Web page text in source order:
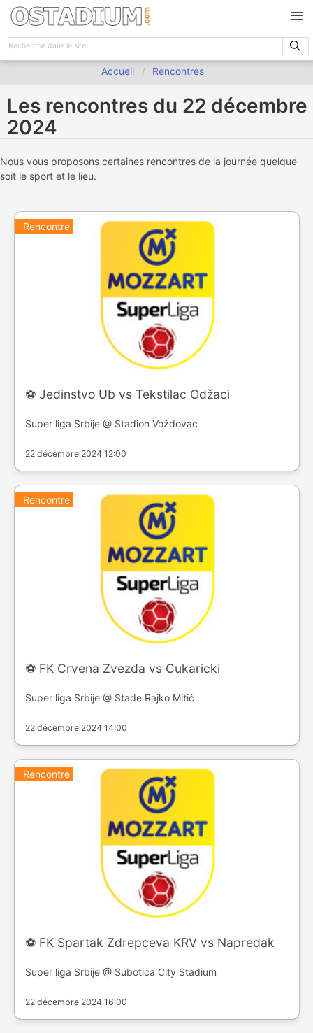
Accueil Rencontres
Les rencontres du 22 décembre
2024
Nous vous proposons certaines rencontres de la journée quelque
soit le sport et le lieu.
Rencontre
⚽️ Jedinstvo Ub vs Tekstilac Odžaci
Super liga Srbije @ Stadion Voždovac
22 décembre 2024 12:00
Rencontre
⚽️ FK Crvena Zvezda vs Cukaricki
Super liga Srbije @ Stade Rajko Mitić
22 décembre 2024 14:00
Rencontre
⚽️ FK Spartak Zdrepceva KRV vs Napredak
Super liga Srbije @ Subotica City Stadium
22 décembre 2024 16:00